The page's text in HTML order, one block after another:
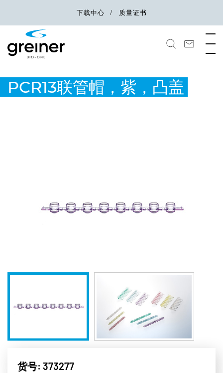
下载中心 质量证书
PCR13联管帽，紫，凸盖
货号: 373277